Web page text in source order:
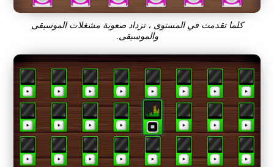
كلما تقدمت في المستوى ، تزداد صعوبة مشغلات الموسيقى
والموسيقى.